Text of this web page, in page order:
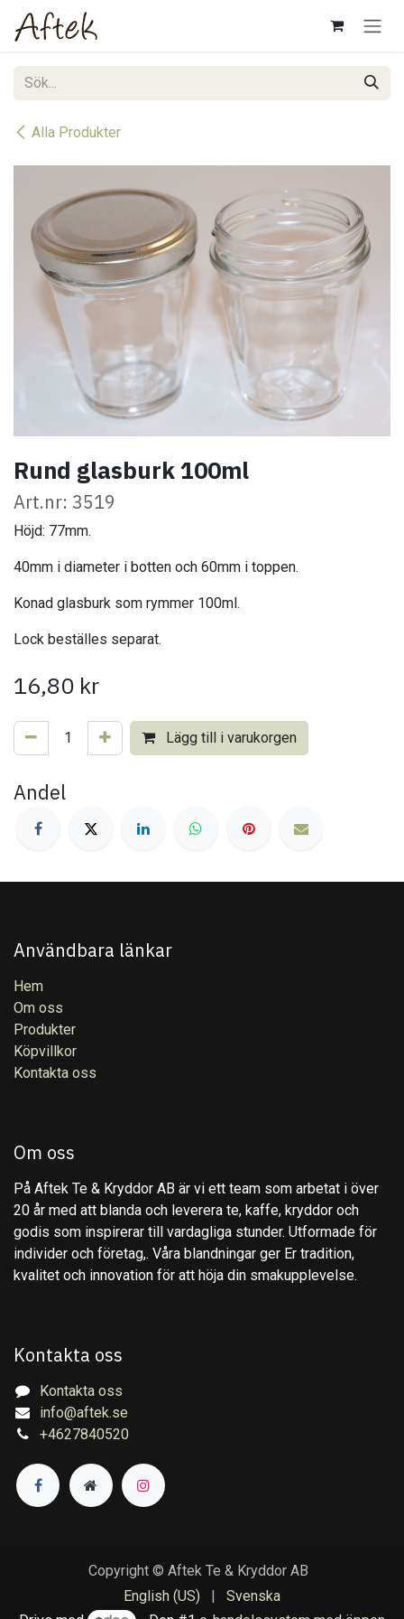
Hoppa till innehåll
Alla Produkter
Rund glasburk 100ml
Art.nr: 3519
Höjd: 77mm.
40mm i diameter i botten och 60mm i toppen.
Konad glasburk som rymmer 100ml.
Lock beställes separat.
16,80 kr
Lägg till i varukorgen
Andel
Användbara länkar
Hem
Om oss
Produkter
Köpvillkor
Kontakta oss
Om oss
På Aftek Te & Kryddor AB är vi ett team som arbetat i över
20 år med att blanda och leverera te, kaffe, kryddor och
godis som inspirerar till vardagliga stunder. Utformade för
individer och företag,. Våra blandningar ger Er tradition,
kvalitet och innovation för att höja din smakupplevelse.
Kontakta oss
Kontakta oss
info@aftek.se
+4627840520
Copyright © Aftek Te & Kryddor AB
English (US)
|
Svenska